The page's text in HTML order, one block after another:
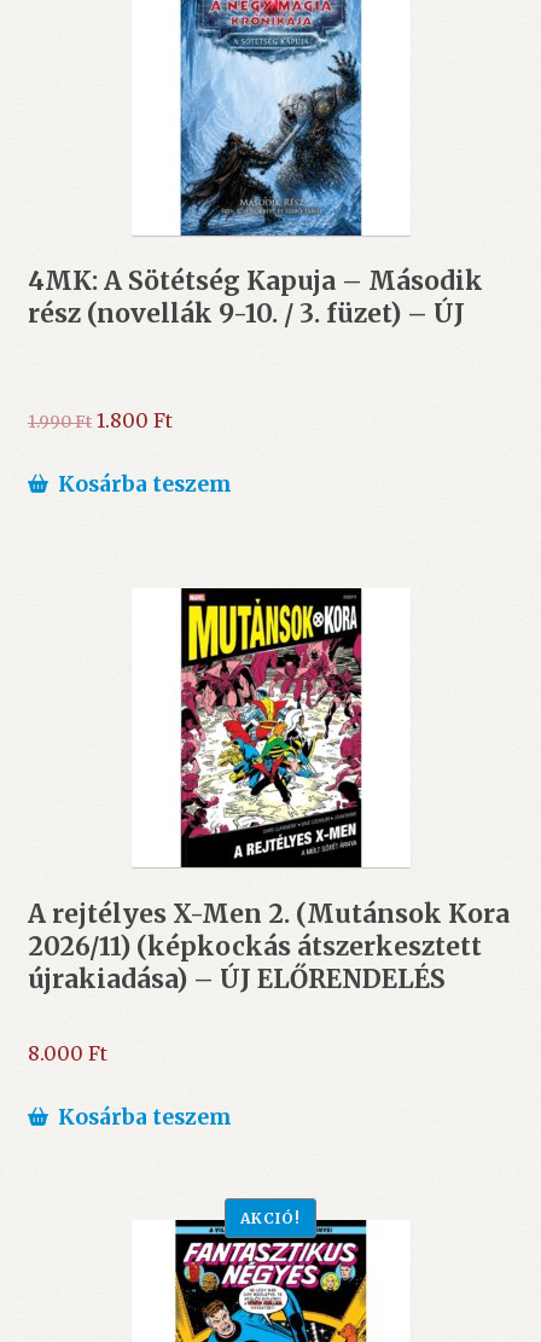
4MK: A Sötétség Kapuja – Második
rész (novellák 9-10. / 3. füzet) – ÚJ
1.990Ft Original
was:
1.800 FtCurrent
is:
Kosárba teszem
A rejtélyes X-Men 2. (Mutánsok Kora
2026/11) (képkockás átszerkesztett
újrakiadása) – ÚJ ELŐRENDELÉS
8.000 Ft
Kosárba teszem
AKCIÓ!